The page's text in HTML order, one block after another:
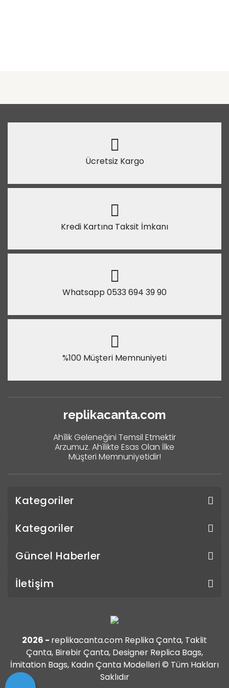
Ücretsiz Kargo
Kredi Kartına Taksit İmkanı
Whatsapp 0533 694 39 90
%100 Müşteri Memnuniyeti
replikacanta.com
Ahîlik Geleneğini Temsil Etmektir
Arzumuz. Ahîlikte Esas Olan İlke
Müşteri Memnuniyetidir!
Kategoriler
Kategoriler
Güncel Haberler
İletişim
2026 - replikacanta.com Replika Çanta, Taklit
Çanta, Birebir Çanta, Designer Replica Bags,
İmitation Bags, Kadın Çanta Modelleri © Tüm Hakları
Saklıdır